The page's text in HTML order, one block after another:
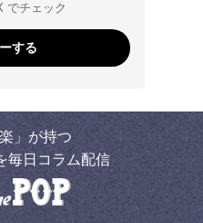
でチェック
する
」が持つ
毎日コラム配信